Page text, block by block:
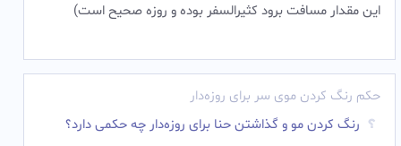
این مقدار مسافت برود کثیرالسفر بوده و روزه صحیح است)
حکم رنگ کردن موی سر برای روزه‌دار
رنگ کردن مو و گذاشتن حنا برای روزه‌دار چه حکمی دارد؟